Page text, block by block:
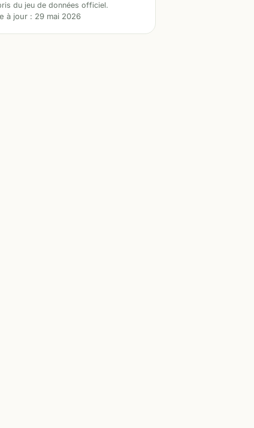
du jeu de données officiel.
à jour : 29 mai 2026